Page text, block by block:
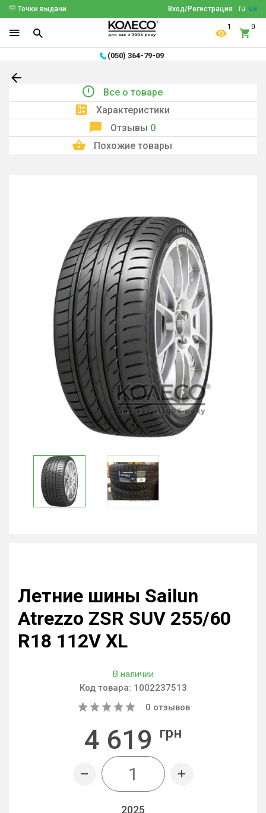
ru ua
Вход/Регистрация
Точки выдачи
1 0
(050) 364-79-09
Все о товаре
Характеристики
Отзывы 0
Похожие товары
Летние шины Sailun
Atrezzo ZSR SUV 255/60
R18 112V XL
В наличии
Код товара: 1002237513
0 отзывов
4 619 грн
2025